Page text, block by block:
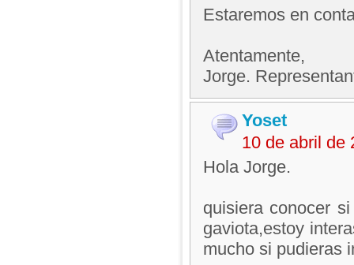
Estaremos en
Atentamente,
Jorge.
Yoset
10 de abril de
Hola Jorge.
quisiera conocer
gaviota,estoy
mucho si pudieras